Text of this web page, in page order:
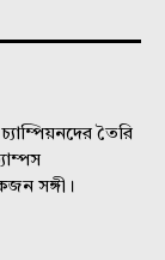
তৈরি
সঙ্গী।